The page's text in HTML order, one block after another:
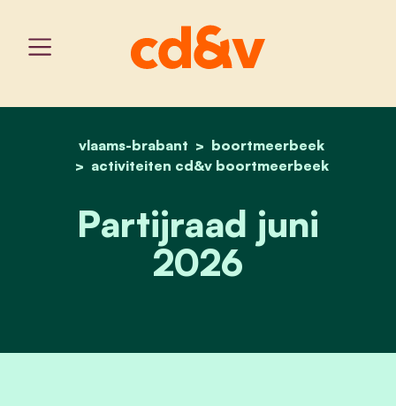
home
vlaams-brabant
boortmeerbeek
activiteiten cd&v boortmeerbeek
partijraad juni 2026
Partijraad juni
2026